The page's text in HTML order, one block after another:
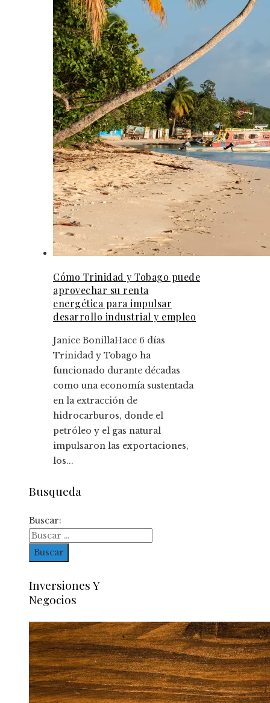
Cómo Trinidad y Tobago puede
aprovechar su renta
energética para impulsar
desarrollo industrial y empleo
Janice BonillaHace 6 días
Trinidad y Tobago ha
funcionado durante décadas
como una economía sustentada
en la extracción de
hidrocarburos, donde el
petróleo y el gas natural
impulsaron las exportaciones,
los...
Busqueda
Buscar:
Inversiones Y
Negocios